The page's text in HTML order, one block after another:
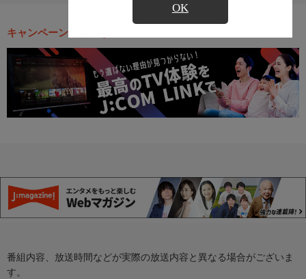
OK
キャンペーン・お得な情報
番組内容、放送時間などが実際の放送内容と異なる場合がございま
す。